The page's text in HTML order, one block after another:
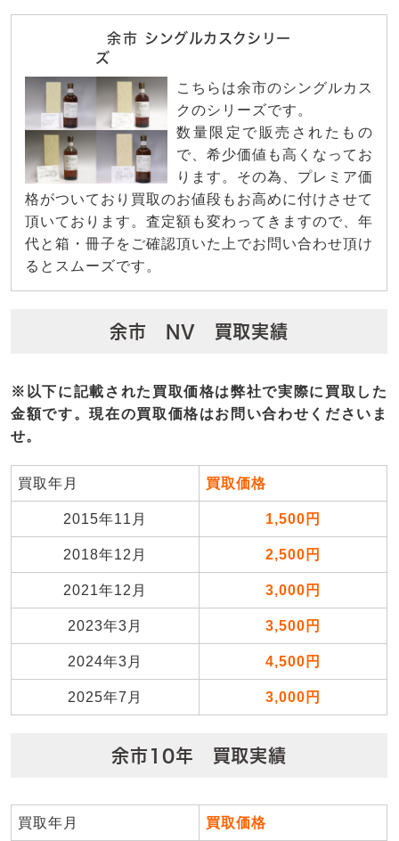
余市 シングルカスクシリー
ズ
こちらは余市のシングルカス
クのシリーズです。
数量限定で販売されたもの
で、希少価値も高くなってお
ります。その為、プレミア価
格がついており買取のお値段もお高めに付けさせて
頂いております。査定額も変わってきますので、年
代と箱・冊子をご確認頂いた上でお問い合わせ頂け
るとスムーズです。
余市 NV 買取実績
※以下に記載された買取価格は弊社で実際に買取した
金額です。現在の買取価格はお問い合わせくださいま
せ。
買取年月 買取価格
2015年11月 1,500円
2018年12月 2,500円
2021年12月 3,000円
2023年3月 3,500円
2024年3月 4,500円
2025年7月 3,000円
余市10年 買取実績
買取年月 買取価格